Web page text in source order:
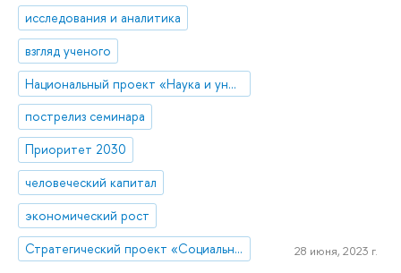
исследования и аналитика
взгляд ученого
Национальный проект «Наука и университеты»
пострелиз семинара
Приоритет 2030
человеческий капитал
экономический рост
Стратегический проект «Социальная политика устойчивого развития и инклюзивного экономического роста»
28 июня, 2023 г.